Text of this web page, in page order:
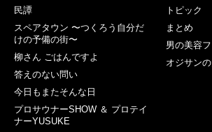
民譚
スペアタウン 〜つくろう自分だ
けの予備の街〜
柳さん ごはんですよ
答えのない問い
今日もまたそんな日
プロサウナーSHOW ＆ プロテイ
ナーYUSUKE
トピック
まとめ
男の美容
オジサン